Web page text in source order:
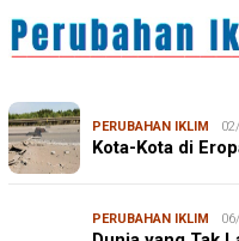
PERUBAHAN IKLIM
Kota-Kota di
PERUBAHAN IKLIM